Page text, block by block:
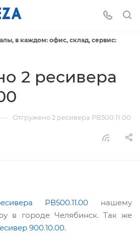
в каждом: офис, склад, сервис:
2 ресивера
— Отгружено 2 ресивера РВ500.11.00
РВ500.11.00 нашему
в городе Челябинск. Так же
900.10.00.